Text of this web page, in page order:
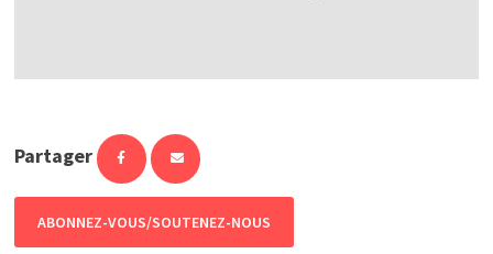
Partager
ABONNEZ-VOUS/SOUTENEZ-NOUS